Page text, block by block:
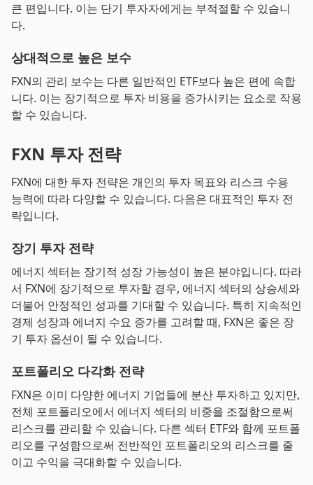
큰 편입니다. 이는 단기 투자자에게는 부적절할 수 있습니
다.
상대적으로 높은 보수
FXN의 관리 보수는 다른 일반적인 ETF보다 높은 편에 속합
니다. 이는 장기적으로 투자 비용을 증가시키는 요소로 작용
할 수 있습니다.
FXN 투자 전략
FXN에 대한 투자 전략은 개인의 투자 목표와 리스크 수용
능력에 따라 다양할 수 있습니다. 다음은 대표적인 투자 전
략입니다.
장기 투자 전략
에너지 섹터는 장기적 성장 가능성이 높은 분야입니다. 따라
서 FXN에 장기적으로 투자할 경우, 에너지 섹터의 상승세와
더불어 안정적인 성과를 기대할 수 있습니다. 특히 지속적인
경제 성장과 에너지 수요 증가를 고려할 때, FXN은 좋은 장
기 투자 옵션이 될 수 있습니다.
포트폴리오 다각화 전략
FXN은 이미 다양한 에너지 기업들에 분산 투자하고 있지만,
전체 포트폴리오에서 에너지 섹터의 비중을 조절함으로써
리스크를 관리할 수 있습니다. 다른 섹터 ETF와 함께 포트폴
리오를 구성함으로써 전반적인 포트폴리오의 리스크를 줄
이고 수익을 극대화할 수 있습니다.